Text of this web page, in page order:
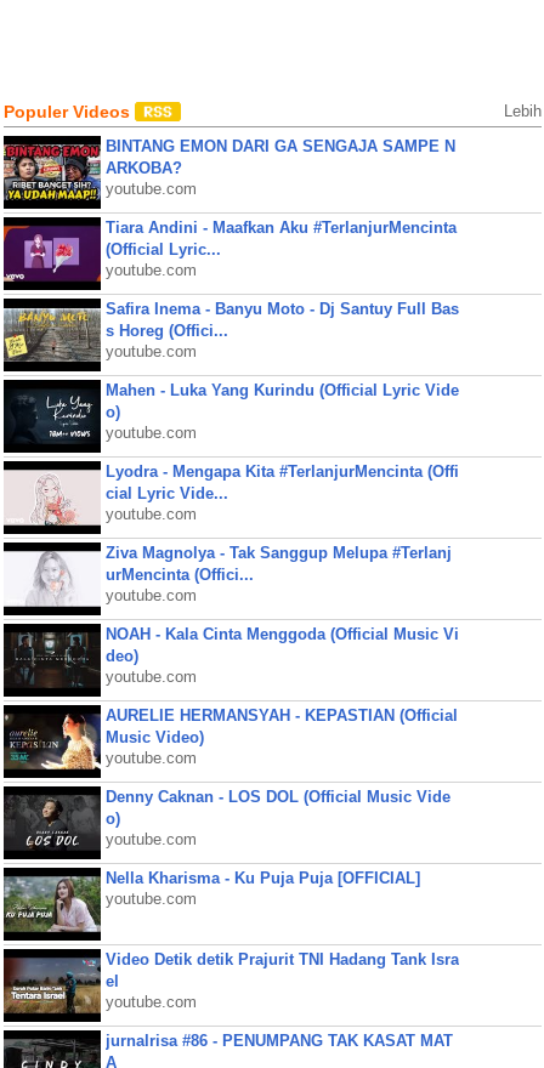
Populer Videos Lebih
BINTANG EMON DARI GA SENGAJA SAMPE N
ARKOBA?
youtube.com
Tiara Andini - Maafkan Aku #TerlanjurMencinta
(Official Lyric...
youtube.com
Safira Inema - Banyu Moto - Dj Santuy Full Bas
s Horeg (Offici...
youtube.com
Mahen - Luka Yang Kurindu (Official Lyric Vide
o)
youtube.com
Lyodra - Mengapa Kita #TerlanjurMencinta (Offi
cial Lyric Vide...
youtube.com
Ziva Magnolya - Tak Sanggup Melupa #Terlanj
urMencinta (Offici...
youtube.com
NOAH - Kala Cinta Menggoda (Official Music Vi
deo)
youtube.com
AURELIE HERMANSYAH - KEPASTIAN (Official
Music Video)
youtube.com
Denny Caknan - LOS DOL (Official Music Vide
o)
youtube.com
Nella Kharisma - Ku Puja Puja [OFFICIAL]
youtube.com
Video Detik detik Prajurit TNI Hadang Tank Isra
el
youtube.com
jurnalrisa #86 - PENUMPANG TAK KASAT MAT
A